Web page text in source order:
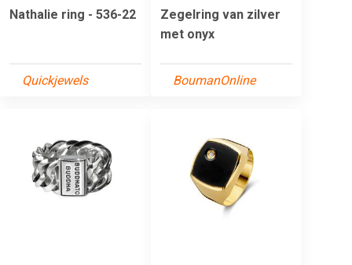
Nathalie ring - 536-22
Quickjewels
Zegelring van zilver
met onyx
BoumanOnline